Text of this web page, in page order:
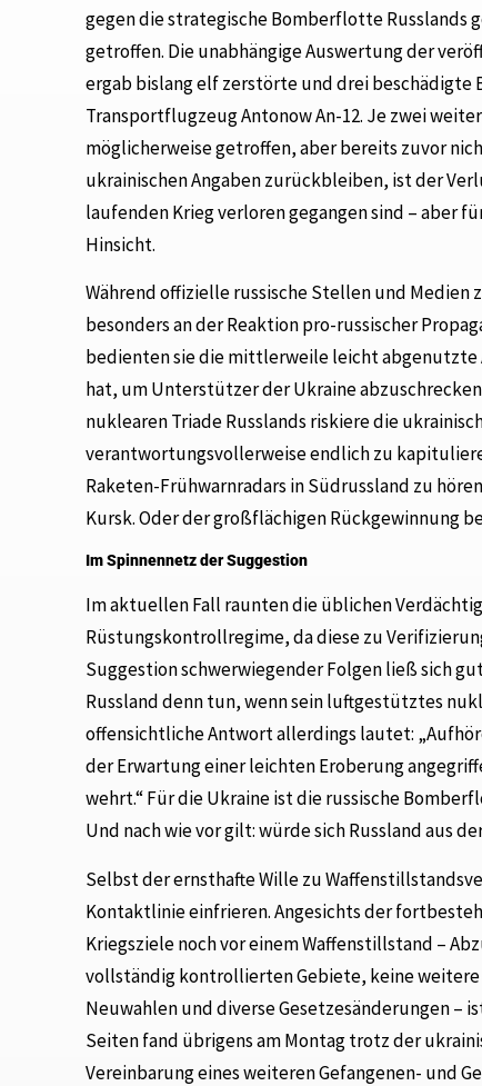
gegen die strategische Bomberflotte Russlands
getroffen. Die unabhängige Auswertung der
ergab bislang elf zerstörte und drei beschädigte
Transportflugzeug Antonow An-12. Je zwei
möglicherweise getroffen, aber bereits zuvor
ukrainischen Angaben zurückbleiben, ist der
laufenden Krieg verloren gegangen sind – aber
Hinsicht.
Während offizielle russische Stellen und Medien
besonders an der Reaktion pro-russischer
bedienten sie die mittlerweile leicht abgenutzte
hat, um Unterstützer der Ukraine
nuklearen Triade Russlands riskiere die
verantwortungsvollerweise endlich zu
Raketen-Frühwarnradars in Südrussland zu
Kursk. Oder der großflächigen Rückgewinnung
Im Spinnennetz der Suggestion
Im aktuellen Fall raunten die üblichen
Rüstungskontrollregime, da diese zu
Suggestion schwerwiegender Folgen ließ sich
Russland denn tun, wenn sein luftgestütztes
offensichtliche Antwort allerdings lautet:
der Erwartung einer leichten Eroberung
wehrt.“ Für die Ukraine ist die russische
Und nach wie vor gilt: würde sich Russland aus
Selbst der ernsthafte Wille zu
Kontaktlinie einfrieren. Angesichts der
Kriegsziele noch vor einem Waffenstillstand –
vollständig kontrollierten Gebiete, keine
Neuwahlen und diverse Gesetzesänderungen –
Seiten fand übrigens am Montag trotz der
Vereinbarung eines weiteren Gefangenen- und